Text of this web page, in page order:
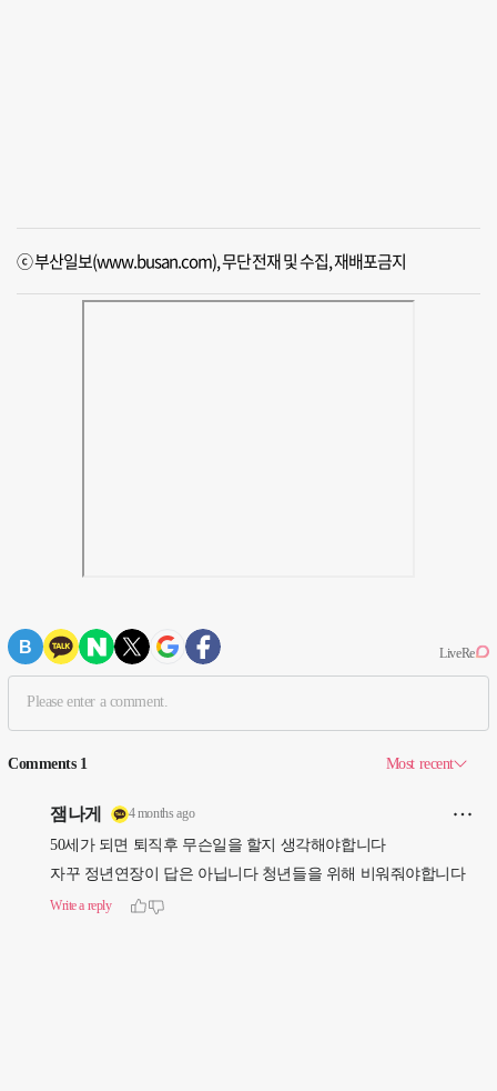
ⓒ 부산일보(www.busan.com), 무단전재 및 수집, 재배포금지